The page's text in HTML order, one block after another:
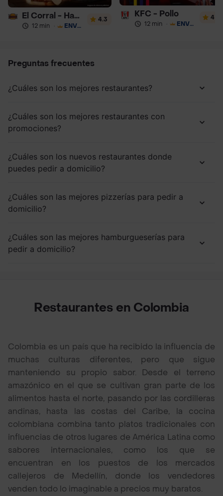
El Corral - Hamburguesa
12 min · ENVÍO GRATIS
4.3
KFC - Pollo
12 min · ENVÍO GRATIS
4
Preguntas frecuentes
¿Cuáles son los mejores restaurantes?
¿Cuáles son los mejores restaurantes con
promociones?
¿Cuáles son los nuevos restaurantes donde
puedes pedir a domicilio?
¿Cuáles son las mejores pizzerías para pedir a
domicilio?
¿Cuáles son las mejores hamburgueserías para
pedir a domicilio?
Restaurantes en Colombia
Colombia es un país que ha recibido la influencia de
muchas culturas diferentes, pero que sigue
manteniendo su propio sabor. Desde el terreno
amazónico en el que se cultivan gran parte de los
alimentos hasta el norte, pasando por las cordilleras
andinas, hasta las costas del Caribe, la cocina
colombiana combina tanto platos tradicionales con
influencias de otros lugares de América Latina como
sabores internacionales, como los que se
encuentran en los puestos de los mercados
callejeros de Medellín, donde los vendedores
venden todo lo imaginable a precios muy baratos.